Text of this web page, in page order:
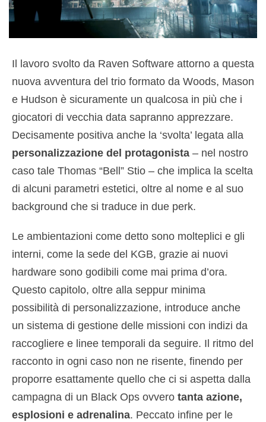
Il lavoro svolto da Raven Software attorno a questa
nuova avventura del trio formato da Woods, Mason
e Hudson è sicuramente un qualcosa in più che i
giocatori di vecchia data sapranno apprezzare.
Decisamente positiva anche la ‘svolta’ legata alla
personalizzazione del protagonista – nel nostro
caso tale Thomas “Bell” Stio – che implica la scelta
di alcuni parametri estetici, oltre al nome e al suo
background che si traduce in due perk.
Le ambientazioni come detto sono molteplici e gli
interni, come la sede del KGB, grazie ai nuovi
hardware sono godibili come mai prima d’ora.
Questo capitolo, oltre alla seppur minima
possibilità di personalizzazione, introduce anche
un sistema di gestione delle missioni con indizi da
raccogliere e linee temporali da seguire. Il ritmo del
racconto in ogni caso non ne risente, finendo per
proporre esattamente quello che ci si aspetta dalla
campagna di un Black Ops ovvero tanta azione,
esplosioni e adrenalina. Peccato infine per le